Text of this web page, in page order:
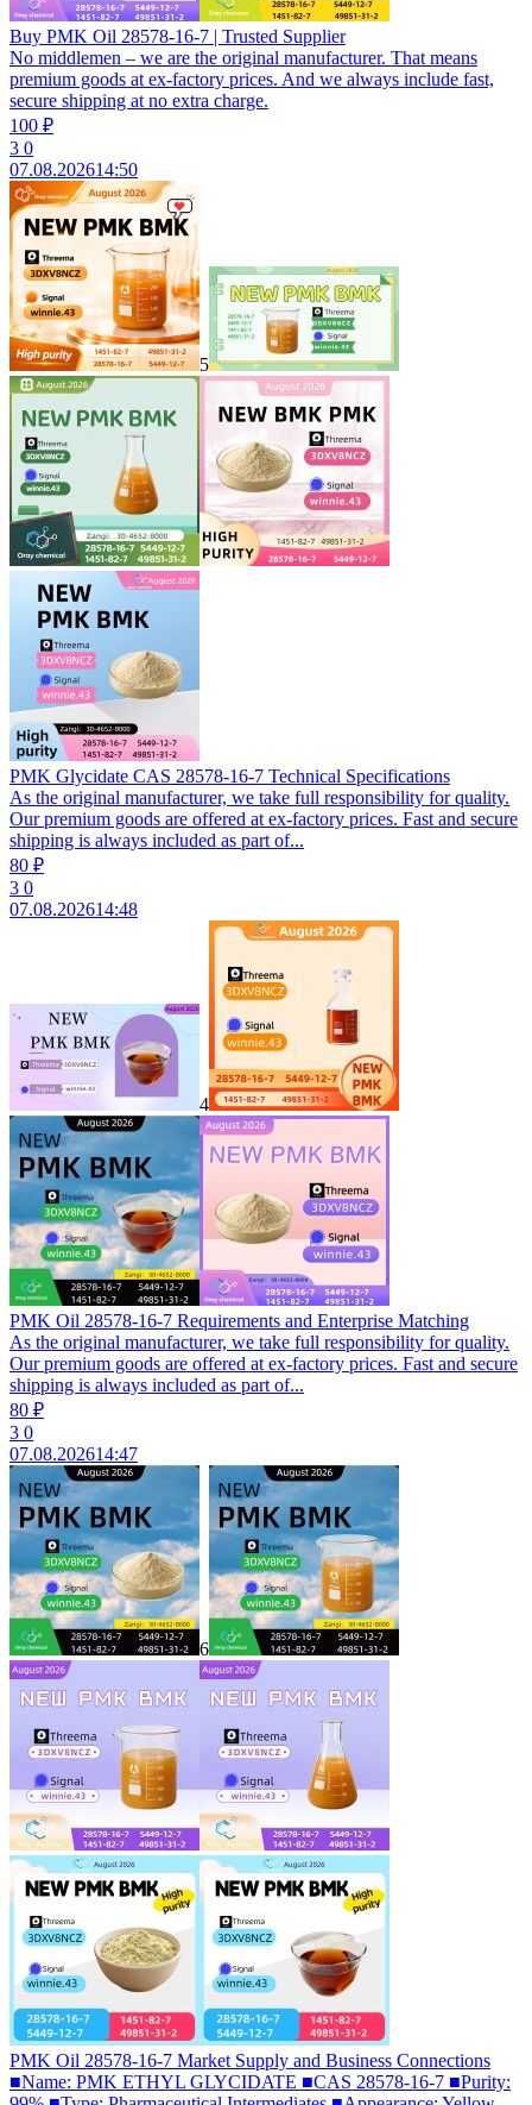
Buy PMK Oil 28578-16-7 | Trusted Supplier
No middlemen – we are the original manufacturer. That means
premium goods at ex‑factory prices. And we always include fast,
secure shipping at no extra charge.
100 ₽
3 0
07.08.202614:50
5
PMK Glycidate CAS 28578-16-7 Technical Specifications
As the original manufacturer, we take full responsibility for quality.
Our premium goods are offered at ex‑factory prices. Fast and secure
shipping is always included as part of...
80 ₽
3 0
07.08.202614:48
4
PMK Oil 28578-16-7 Requirements and Enterprise Matching
As the original manufacturer, we take full responsibility for quality.
Our premium goods are offered at ex‑factory prices. Fast and secure
shipping is always included as part of...
80 ₽
3 0
07.08.202614:47
6
PMK Oil 28578-16-7 Market Supply and Business Connections
■Name: PMK ETHYL GLYCIDATE ■CAS 28578-16-7 ■Purity: